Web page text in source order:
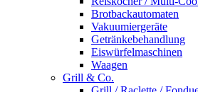
Brotbackautomaten
Vakuumiergeräte
Getränkebehandlung
Eiswürfelmaschinen
Waagen
Grill & Co.